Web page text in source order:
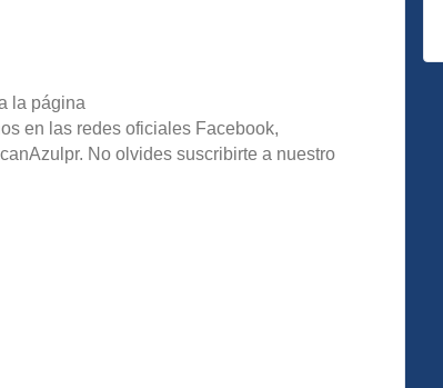
la página
en las redes oficiales Facebook,
No olvides suscribirte a nuestro